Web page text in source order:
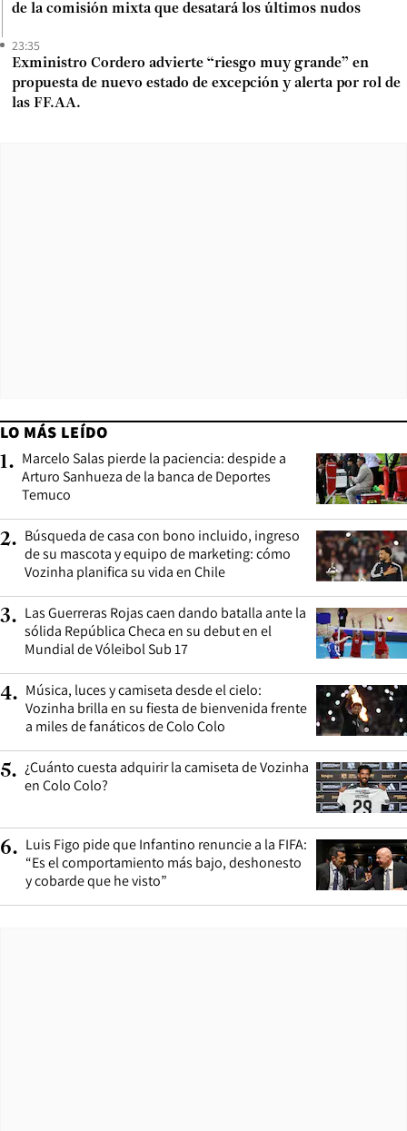
de la comisión mixta que desatará los últimos nudos
23:35
Exministro Cordero advierte “riesgo muy grande” en
propuesta de nuevo estado de excepción y alerta por rol de
las FF.AA.
LO MÁS LEÍDO
1. Marcelo Salas pierde la paciencia: despide a
Arturo Sanhueza de la banca de Deportes
Temuco
2. Búsqueda de casa con bono incluido, ingreso
de su mascota y equipo de marketing: cómo
Vozinha planifica su vida en Chile
3. Las Guerreras Rojas caen dando batalla ante la
sólida República Checa en su debut en el
Mundial de Vóleibol Sub 17
4. Música, luces y camiseta desde el cielo:
Vozinha brilla en su fiesta de bienvenida frente
a miles de fanáticos de Colo Colo
5. ¿Cuánto cuesta adquirir la camiseta de Vozinha
en Colo Colo?
6. Luis Figo pide que Infantino renuncie a la FIFA:
“Es el comportamiento más bajo, deshonesto
y cobarde que he visto”